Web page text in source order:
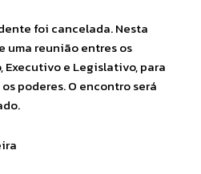
foi cancelada. Nesta
uma reunião entres os
e Legislativo, para
poderes. O encontro será